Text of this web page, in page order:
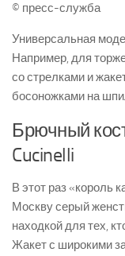
© пресс-служба
Универсальная
Например, для
со стрелками и
босоножками на
Брючный
Cucinelli
В этот раз «король
Москву серый
находкой для тех,
Жакет с широкими